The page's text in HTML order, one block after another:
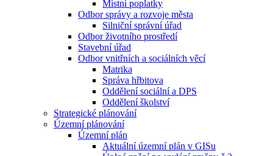
Místní poplatky
Odbor správy a rozvoje města
Silniční správní úřad
Odbor životního prostředí
Stavební úřad
Odbor vnitřních a sociálních věcí
Matrika
Správa hřbitova
Oddělení sociální a DPS
Oddělení školství
Strategické plánování
Územní plánování
Územní plán
Aktuální územní plán v GISu